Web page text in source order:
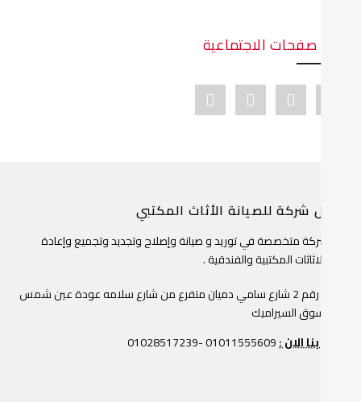
صفحات الاجتماعية
Facebook link
Instagram link
Pinterest link
Youtube link
شركة للصيانة الأثاث المكتبي
شركة متخصصة في توريد و صيانة وإصلاح وتجديد وتجميع وإعادة
الاثاثات المكتبية والفندقية .
عمارة رقم 2 شارع سامي دميان متفرع من شارع سلامه عودة عين شمس
سوق السيراميك
بنا الان :01011555609 -01028517239